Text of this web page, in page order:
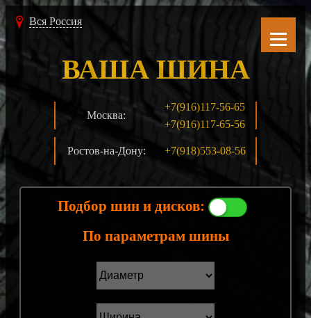
Вся Россия
Москва:
+7(916)117-56-65
+7(916)117-65-56
Ростов-на-Дону: +7(918)553-08-56
ВАША ШИНА
Подбор шин и дисков:
По параметрам шины